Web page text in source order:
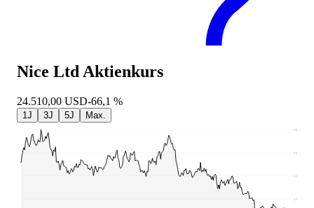
Nice Ltd Aktienkurs
24.510,00 USD-66,1 %
1J 3J 5J Max.
43.175
61.840
80.505
99.170